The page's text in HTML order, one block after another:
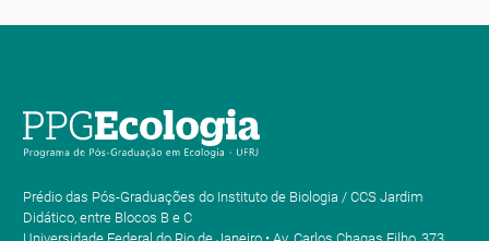
Prédio das Pós-Graduações do Instituto de Biologia / CCS Jardim
Didático, entre Blocos B e C